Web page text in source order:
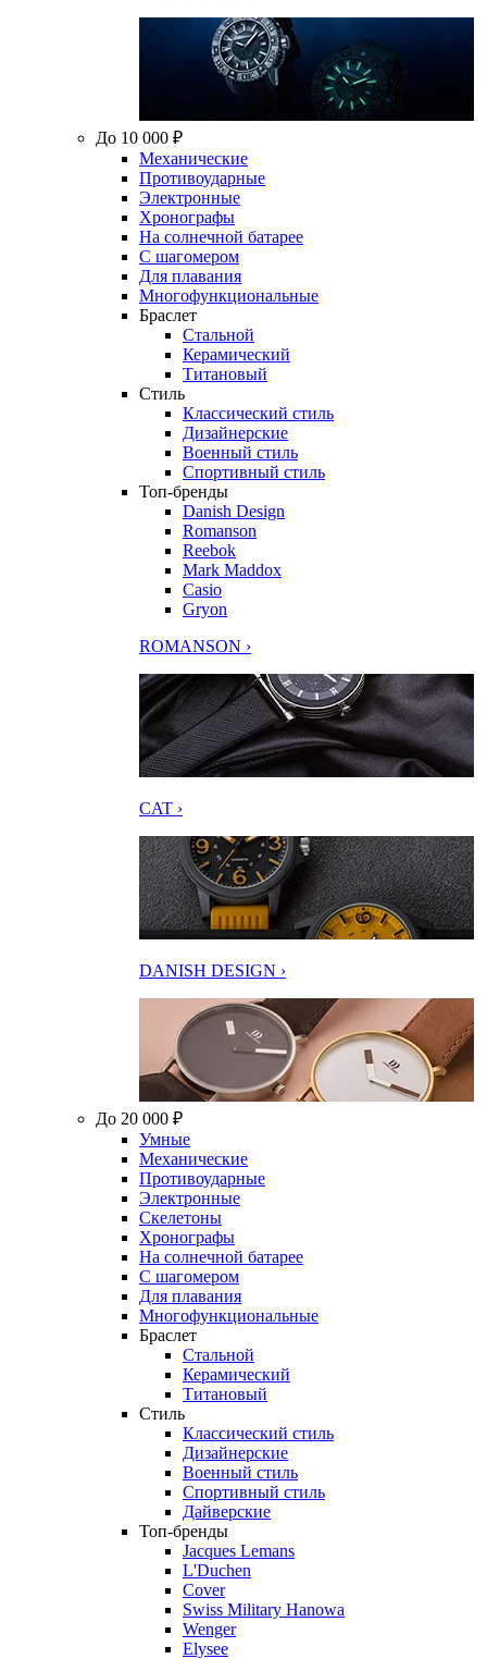
До 10 000 ₽
Механические
Противоударные
Электронные
Хронографы
На солнечной батарее
С шагомером
Для плавания
Многофункциональные
Браслет
Стальной
Керамический
Титановый
Стиль
Классический стиль
Дизайнерские
Военный стиль
Спортивный стиль
Топ-бренды
Danish Design
Romanson
Reebok
Mark Maddox
Casio
Gryon
ROMANSON ›
CAT ›
DANISH DESIGN ›
До 20 000 ₽
Умные
Механические
Противоударные
Электронные
Скелетоны
Хронографы
На солнечной батарее
С шагомером
Для плавания
Многофункциональные
Браслет
Стальной
Керамический
Титановый
Стиль
Классический стиль
Дизайнерские
Военный стиль
Спортивный стиль
Дайверские
Топ-бренды
Jacques Lemans
L'Duchen
Cover
Swiss Military Hanowa
Wenger
Elysee